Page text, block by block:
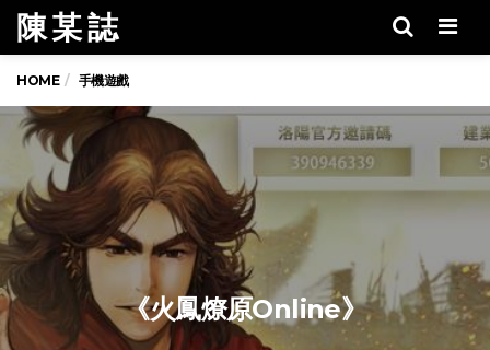
陳 某 誌
HOME 手機遊戲
《火鳳燎原Online》